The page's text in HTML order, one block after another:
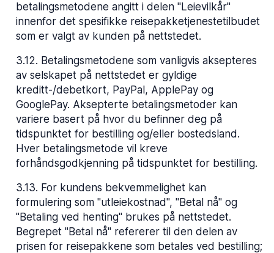
betalingsmetodene angitt i delen "Leievilkår"
innenfor det spesifikke reisepakketjenestetilbudet
som er valgt av kunden på nettstedet.
3.12. Betalingsmetodene som vanligvis aksepteres
av selskapet på nettstedet er gyldige
kreditt-/debetkort, PayPal, ApplePay og
GooglePay. Aksepterte betalingsmetoder kan
variere basert på hvor du befinner deg på
tidspunktet for bestilling og/eller bostedsland.
Hver betalingsmetode vil kreve
forhåndsgodkjenning på tidspunktet for bestilling.
3.13. For kundens bekvemmelighet kan
formulering som "utleiekostnad", "Betal nå" og
"Betaling ved henting" brukes på nettstedet.
Begrepet "Betal nå" refererer til den delen av
prisen for reisepakkene som betales ved bestilling;